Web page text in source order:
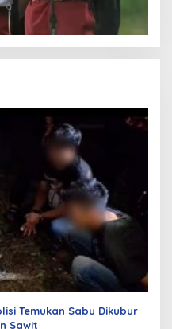
Temukan Sabu Dikubur
Sawit